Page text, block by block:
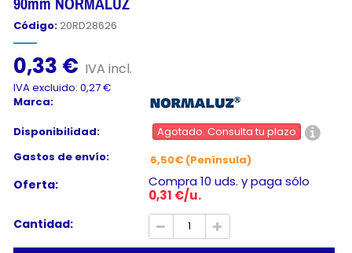
Código:20RD28626
0,33 € IVA incl.
IVA excluido: 0,27 €
Marca:
Disponibilidad:
Agotado. Consulta tu plazo
Gastos de envío:
6,50€ (Península)
Oferta:
Compra 10 uds. y paga sólo
0,31 €/u.
Cantidad: